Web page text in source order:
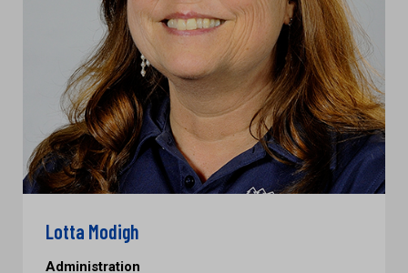
Lotta Modigh
Administration